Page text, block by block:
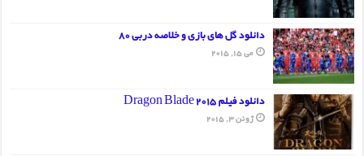
دانلود گل های بازی و خلاصه دربی 80
می 15, 2015
دانلود فیلم Dragon Blade 2015
ژوئن 3, 2015